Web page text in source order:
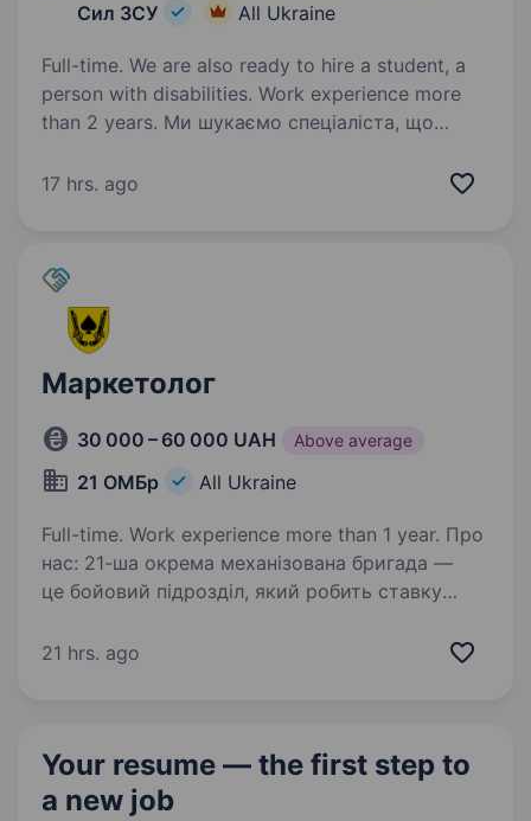
Сил ЗСУ
All Ukraine
Full-time. We are also ready to hire a student, a
person with disabilities. Work experience more
than 2 years. Ми шукаємо спеціаліста, що
Силах. Вакансія для особи, шо готова
стратегій та рекламних кампаній…
17 hrs. ago
Маркетолог
30 000 – 60 000 UAH Above average
21 ОМБр All Ukraine
Full-time. Work experience more than 1 year. Про
нас: 21-ша окрема механізована бригада —
це бойовий підрозділ, який робить ставку
та збереження життя особового складу.
21 hrs. ago
Your resume — the first step to
a new job